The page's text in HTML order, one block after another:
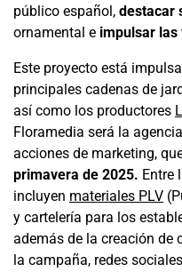
público español, destacar
ornamental e impulsar las
Este proyecto está
principales cadenas de
así como los productores
Floramedia será la
acciones de marketing,
primavera de 2025. Entre
incluyen materiales PLV
y cartelería para los
además de la creación de
la campaña, redes